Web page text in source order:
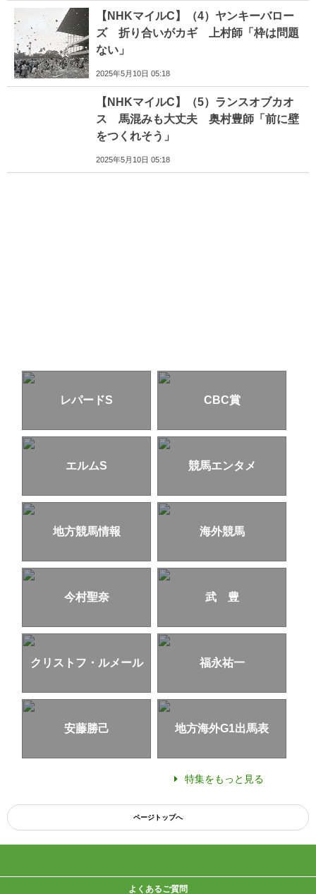
【NHKマイルC】（4）ヤンキーバロー
ズ 折り合いがカギ 上村師「枠は問題
ない」
2025年5月10日 05:18
【NHKマイルC】（5）ランスオブカオ
ス 馬混みも大丈夫 奥村豊師「前に壁
をつくれそう」
2025年5月10日 05:18
レパードS CBC賞
エルムS 競馬エンタメ
地方競馬情報 海外競馬
今村聖奈 武 豊
クリストフ・ルメール 福永祐一
安藤勝己 地方海外G1出馬表
特集をもっと見る
ページトップへ
よくあるご質問